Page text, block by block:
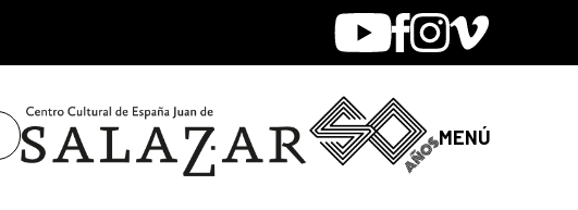
YoutubeFacebook
Instagram
Vimeo
MENÚ